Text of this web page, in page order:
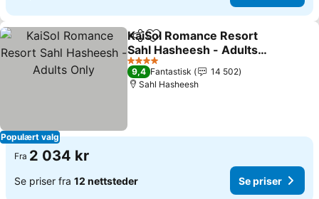
Populært valg
Del Legg til i favoritter
KaiSol Romance Resort
Sahl Hasheesh - Adults
Only
Se priser
4 Stjerner
9,4 Fantastisk
14 502
Sahl Hasheesh
Fra 2 034 kr
Se priser fra 12 nettsteder Se priser